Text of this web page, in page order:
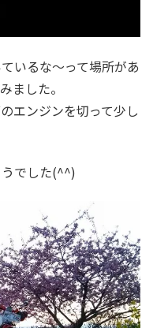
いるな～って場所があ
ました。
エンジンを切って少し
でした(^^)